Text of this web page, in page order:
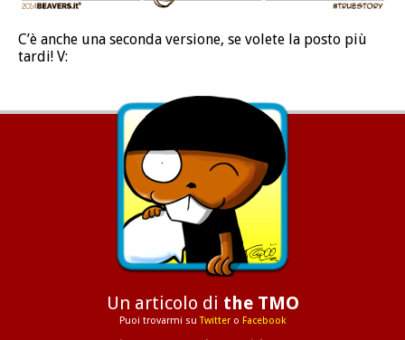
C’è anche una seconda versione, se volete la posto più
tardi! V:
Un articolo di the TMO
Puoi trovarmi suTwittero Facebook